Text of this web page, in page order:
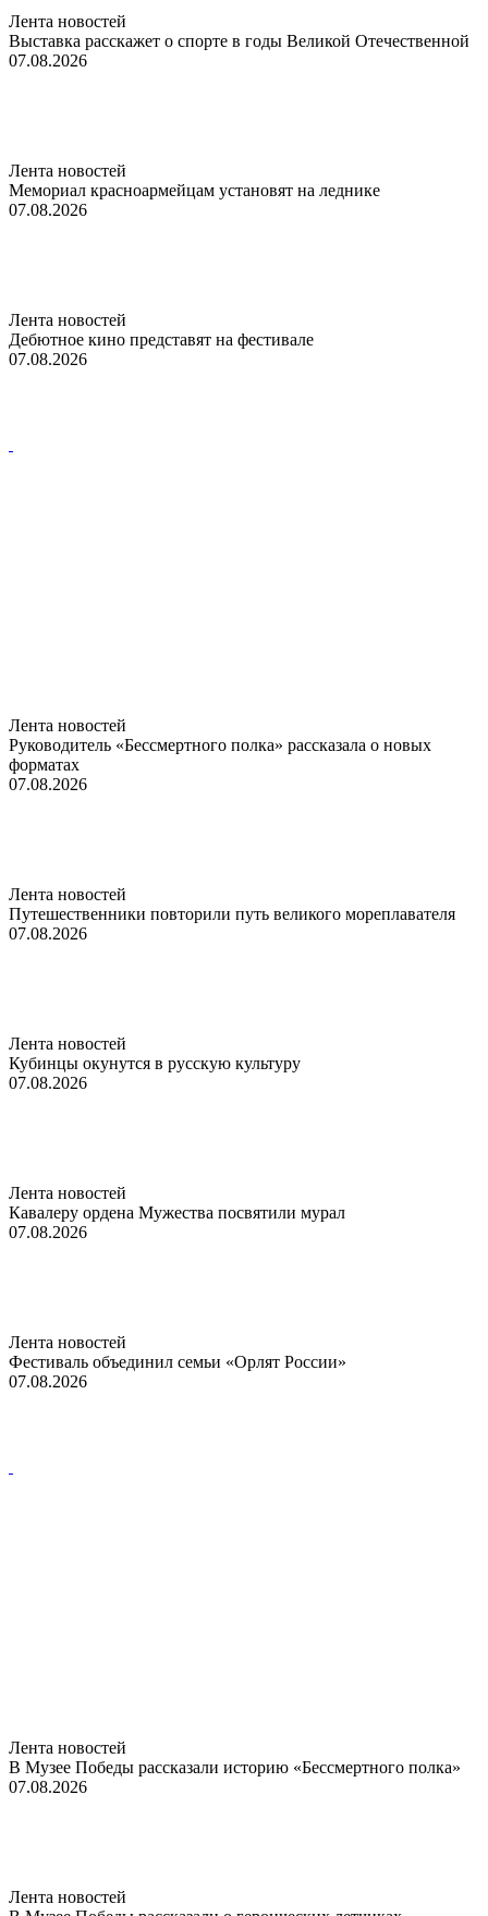
Лента новостей
Выставка расскажет о спорте в годы Великой Отечественной
07.08.2026
Лента новостей
Мемориал красноармейцам установят на леднике
07.08.2026
Лента новостей
Дебютное кино представят на фестивале
07.08.2026
Лента новостей
Руководитель «Бессмертного полка» рассказала о новых
форматах
07.08.2026
Лента новостей
Путешественники повторили путь великого мореплавателя
07.08.2026
Лента новостей
Кубинцы окунутся в русскую культуру
07.08.2026
Лента новостей
Кавалеру ордена Мужества посвятили мурал
07.08.2026
Лента новостей
Фестиваль объединил семьи «Орлят России»
07.08.2026
Лента новостей
В Музее Победы рассказали историю «Бессмертного полка»
07.08.2026
Лента новостей